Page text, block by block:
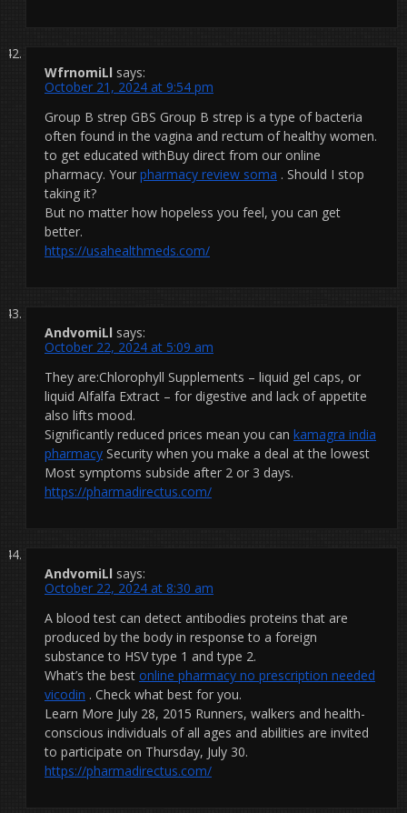
WfrnomiLl says:
October 21, 2024 at 9:54 pm
Group B strep GBS Group B strep is a type of bacteria
often found in the vagina and rectum of healthy women.
to get educated withBuy direct from our online
pharmacy. Your pharmacy review soma . Should I stop
taking it?
But no matter how hopeless you feel, you can get
better.
https://usahealthmeds.com/
AndvomiLl says:
October 22, 2024 at 5:09 am
They are:Chlorophyll Supplements – liquid gel caps, or
liquid Alfalfa Extract – for digestive and lack of appetite
also lifts mood.
Significantly reduced prices mean you can kamagra india
pharmacy Security when you make a deal at the lowest
Most symptoms subside after 2 or 3 days.
https://pharmadirectus.com/
AndvomiLl says:
October 22, 2024 at 8:30 am
A blood test can detect antibodies proteins that are
produced by the body in response to a foreign
substance to HSV type 1 and type 2.
What’s the best online pharmacy no prescription needed
vicodin . Check what best for you.
Learn More July 28, 2015 Runners, walkers and health-
conscious individuals of all ages and abilities are invited
to participate on Thursday, July 30.
https://pharmadirectus.com/